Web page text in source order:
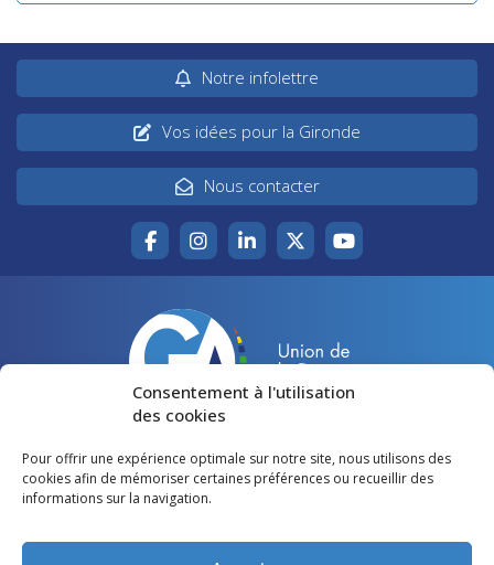
Consentement à l'utilisation
des cookies
Pour offrir une expérience optimale sur notre site, nous utilisons des
cookies afin de mémoriser certaines préférences ou recueillir des
informations sur la navigation.
Notre infolettre
Vos idées pour la Gironde
Nous contacter
Accueil
Votre canton
Lire et voir
Agir pour la Gironde
Restons en contact